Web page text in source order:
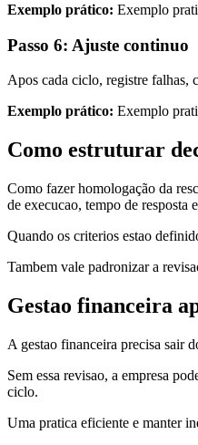
Exemplo prático: Exemplo
Passo 6: Ajuste continuo
Apos cada ciclo, registre falhas,
Exemplo prático: Exemplo
Como estruturar
Como fazer homologação da
de execucao, tempo de resposta
Quando os criterios estao
Tambem vale padronizar a
Gestao financeira
A gestao financeira precisa sair
Sem essa revisao, a empresa
ciclo.
Uma pratica eficiente e manter